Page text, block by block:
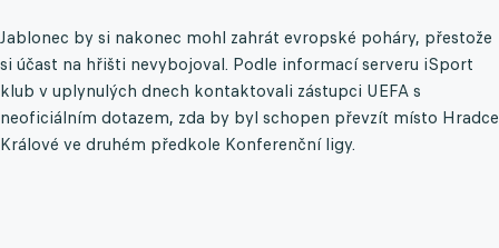
Jablonec by si nakonec mohl zahrát evropské poháry, přestože
si účast na hřišti nevybojoval. Podle informací serveru iSport
klub v uplynulých dnech kontaktovali zástupci UEFA s
neoficiálním dotazem, zda by byl schopen převzít místo Hradce
Králové ve druhém předkole Konferenční ligy.